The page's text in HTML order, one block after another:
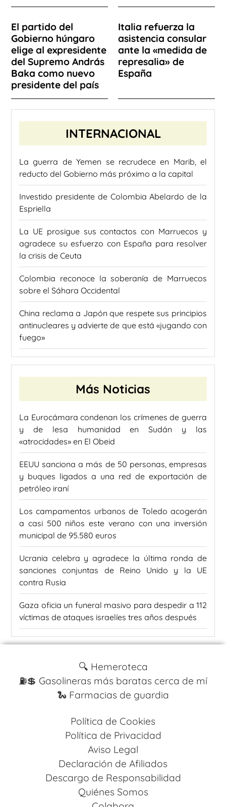
El partido del
Gobierno húngaro
elige al expresidente
del Supremo András
Baka como nuevo
presidente del país
Italia refuerza la
asistencia consular
ante la «medida de
represalia» de
España
INTERNACIONAL
La guerra de Yemen se recrudece en Marib, el
reducto del Gobierno más próximo a la capital
Investido presidente de Colombia Abelardo de la
Espriella
La UE prosigue sus contactos con Marruecos y
agradece su esfuerzo con España para resolver
la crisis de Ceuta
Colombia reconoce la soberanía de Marruecos
sobre el Sáhara Occidental
China reclama a Japón que respete sus principios
antinucleares y advierte de que está «jugando con
fuego»
Más Noticias
La Eurocámara condenan los crímenes de guerra
y de lesa humanidad en Sudán y las
«atrocidades» en El Obeid
EEUU sanciona a más de 50 personas, empresas
y buques ligados a una red de exportación de
petróleo iraní
Los campamentos urbanos de Toledo acogerán
a casi 500 niños este verano con una inversión
municipal de 95.580 euros
Ucrania celebra y agradece la última ronda de
sanciones conjuntas de Reino Unido y la UE
contra Rusia
Gaza oficia un funeral masivo para despedir a 112
víctimas de ataques israelíes tres años después
🔍 Hemeroteca
⛽️💲 Gasolineras más baratas cerca de mí
🐍 Farmacias de guardia
Política de Cookies
Política de Privacidad
Aviso Legal
Declaración de Afiliados
Descargo de Responsabilidad
Quiénes Somos